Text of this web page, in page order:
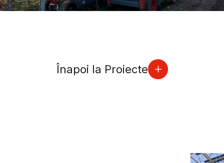
Înapoi la Proiecte